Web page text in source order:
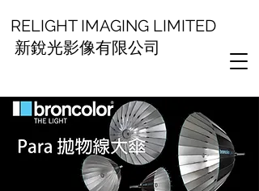
RELIGHT IMAGING LIMITED
新銳光影像有限公司